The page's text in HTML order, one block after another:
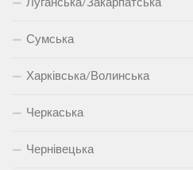
Сумська
Харківська/Волинська
Черкаська
Чернівецька